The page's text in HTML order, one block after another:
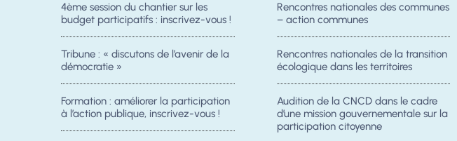
4ème session du chantier sur les
budget participatifs : inscrivez-vous !
Tribune : « discutons de l’avenir de la
démocratie »
Formation : améliorer la participation
à l’action publique, inscrivez-vous !
Rencontres nationales des communes
– action communes
Rencontres nationales de la transition
écologique dans les territoires
Audition de la CNCD dans le cadre
d’une mission gouvernementale sur la
participation citoyenne